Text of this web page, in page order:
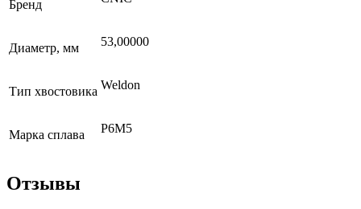
Бренд
Диаметр, мм 53,00000
Тип хвостовика Weldon
Марка сплава Р6М5
Отзывы